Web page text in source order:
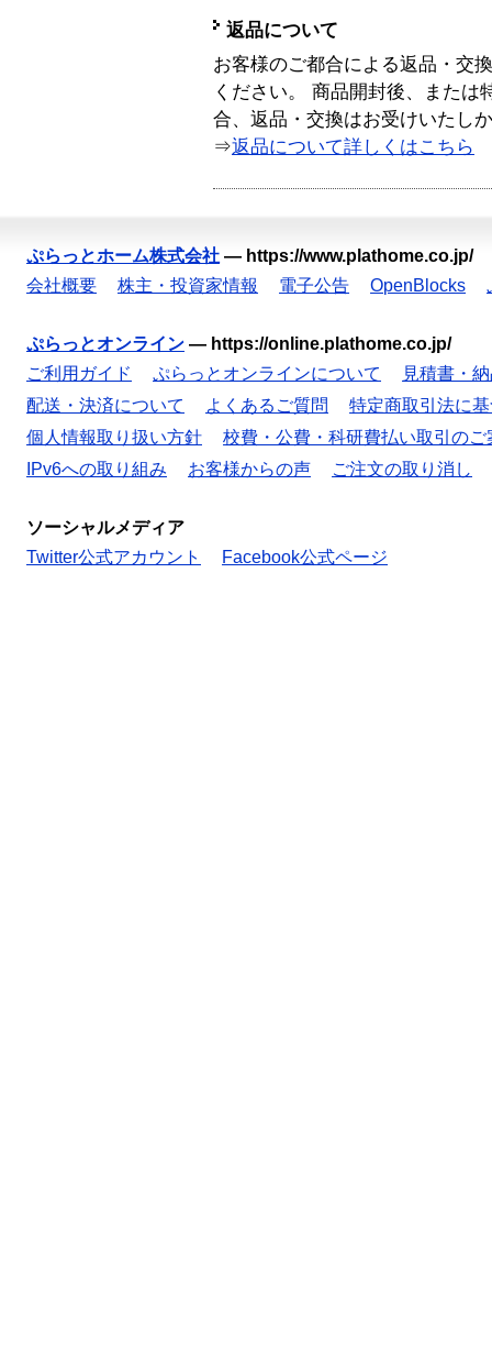
返品について
お客様のご都合による返品・交
ください。 商品開封後、または
合、返品・交換はお受けいたし
⇒返品について詳しくはこちら
ぷらっとホーム株式会社 — https://www.plathome.co.jp/
会社概要
株主・投資家情報 電子公告 OpenBlocks
ぷらっとオンライン — https://online.plathome.co.jp/
ご利用ガイド
ぷらっとオンラインについて
見積書・
配送・決済について
よくあるご質問
特定商取引法に
個人情報取り扱い方針
校費・公費・科研費払い取引のご
IPv6への取り組み
お客様からの声 ご注文の取り消し
ソーシャルメディア
Twitter公式アカウント
Facebook公式ページ